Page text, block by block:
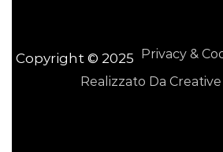
Copyright © 2025
Privacy &
Realizzato Da